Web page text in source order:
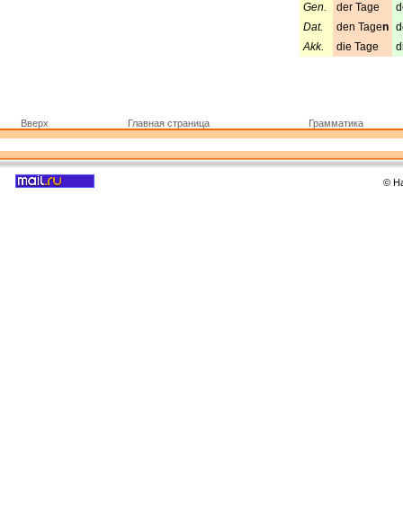
Gen. der Tage
Dat.
den Tagen
Akk.
die Tage
Вверх Главная страница Грамматика
©